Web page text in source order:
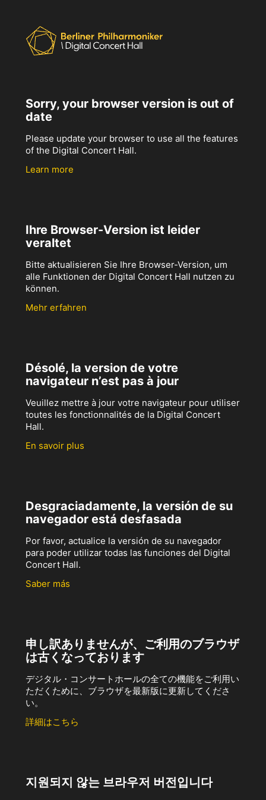
Sorry, your browser version is out of
date
Please update your browser to use all the features
of the Digital Concert Hall.
Learn more
Ihre Browser-Version ist leider
veraltet
Bitte aktualisieren Sie Ihre Browser-Version, um
alle Funktionen der Digital Concert Hall nutzen zu
können.
Mehr erfahren
Désolé, la version de votre
navigateur n’est pas à jour
Veuillez mettre à jour votre navigateur pour utiliser
toutes les fonctionnalités de la Digital Concert
Hall.
En savoir plus
Desgraciadamente, la versión de su
navegador está desfasada
Por favor, actualice la versión de su navegador
para poder utilizar todas las funciones del Digital
Concert Hall.
Saber más
申し訳ありませんが、ご利用のブラウザ
は古くなっております
デジタル・コンサートホールの全ての機能をご利用い
ただくために、ブラウザを最新版に更新してくださ
い。
詳細はこちら
지원되지 않는 브라우저 버전입니다